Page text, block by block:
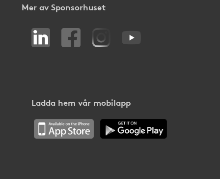
Mer av Sponsorhuset
Ladda hem vår mobilapp